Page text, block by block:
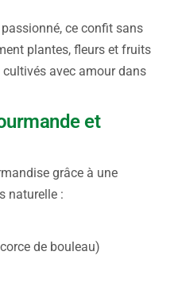
ce confit sans
plantes, fleurs et fruits
avec amour dans
et
grâce à une
naturelle :
de bouleau)